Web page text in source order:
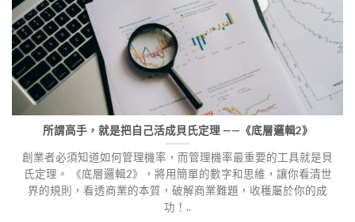
所謂高手，就是把自己活成貝氏定理 ——《底層邏輯2》
創業者必須知道如何管理機率，而管理機率最重要的工具就是貝
氏定理。 《底層邏輯2》，將用簡單的數字和思維，讓你看清世
界的規則，看透商業的本質，破解商業難題，收穫屬於你的成
功！..